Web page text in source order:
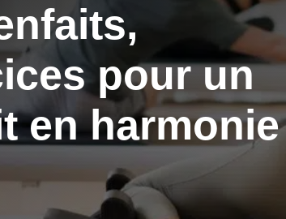
pour un
en harmonie